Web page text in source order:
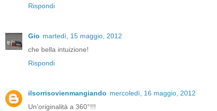
Rispondi
Gio martedì, 15 maggio, 2012
che bella intuizione!
Rispondi
ilsorrisovienmangiando mercoledì, 16 maggio, 2012
Un'originalità a 360°!!!